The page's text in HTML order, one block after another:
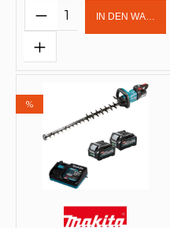
ProduktIN DEN
%